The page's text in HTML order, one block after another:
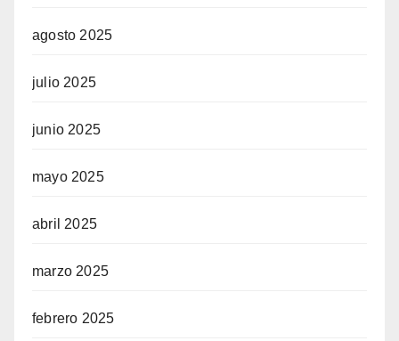
agosto 2025
julio 2025
junio 2025
mayo 2025
abril 2025
marzo 2025
febrero 2025